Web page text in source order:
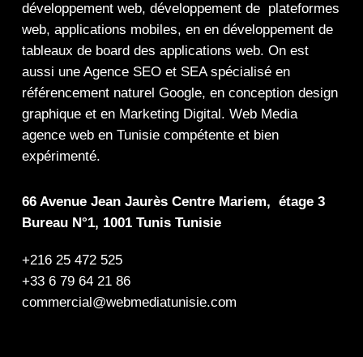
développement web, développement de plateformes
web, applications mobiles, en en développement de
tableaux de boarddes applications web. On est
aussi une Agence SEOet SEAspécialisé en
référencement naturel Google, en conception design
graphiqueet en Marketing Digital. Web Media
agence web en Tunisie compétente et bien
expérimenté.
66 Avenue Jean Jaurès Centre Mariem, étage 3
Bureau N°1, 1001 Tunis Tunisie
+216 25 472 525
+33 6 79 64 21 86
commercial@webmediatunisie.com